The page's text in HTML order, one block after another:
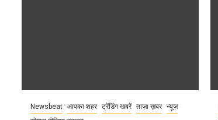
Newsbeat आपका शहर ट्रेंडिंग खबरें ताज़ा ख़बर न्यूज़